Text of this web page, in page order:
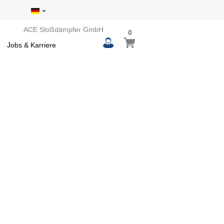
ACE Stoßdämpfer GmbH
Jobs & Karriere
Mein Warenkorb
00
items